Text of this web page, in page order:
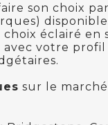
son choix
éclairé
votre
sur le